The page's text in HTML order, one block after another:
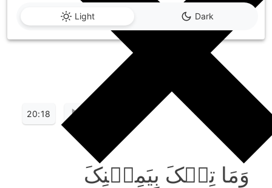
Light Dark
20:18
وَمَا تِلۡکَ بِیَمِیۡنِکَ